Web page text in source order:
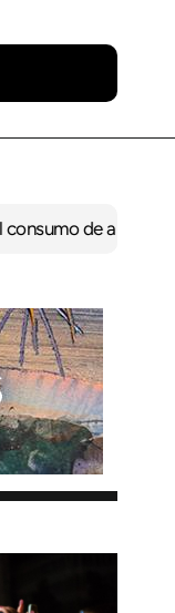
alcoholDe Perlío a